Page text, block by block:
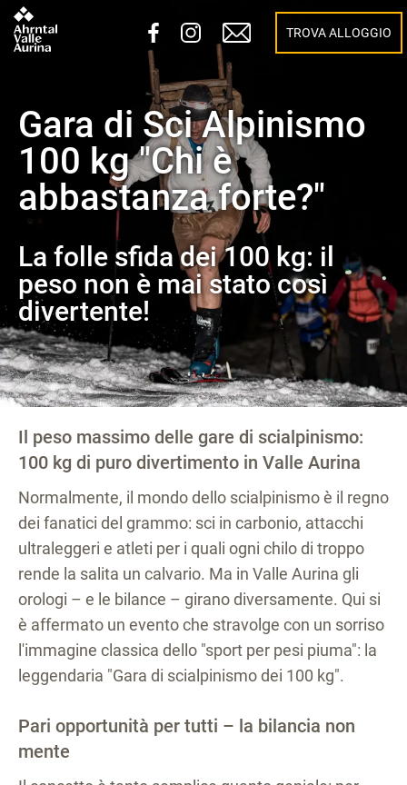
TROVA ALLOGGIO
Gara di Sci Alpinismo
100 kg "Chi è
abbastanza forte?"
La folle sfida dei 100 kg: il
peso non è mai stato così
divertente!
Il peso massimo delle gare di scialpinismo:
100 kg di puro divertimento in Valle Aurina
Normalmente, il mondo dello scialpinismo è il regno
dei fanatici del grammo: sci in carbonio, attacchi
ultraleggeri e atleti per i quali ogni chilo di troppo
rende la salita un calvario. Ma in Valle Aurina gli
orologi – e le bilance – girano diversamente. Qui si
è affermato un evento che stravolge con un sorriso
l'immagine classica dello "sport per pesi piuma": la
leggendaria "Gara di scialpinismo dei 100 kg".
Pari opportunità per tutti – la bilancia non
mente